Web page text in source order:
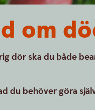
om
dör ska du både
du behöver göra